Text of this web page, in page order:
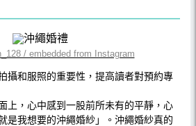
/ embedded from Instagram
攝和服照的重要性，提高讀者對預約專
上，心中感到一股前所未有的平靜，心
是我想要的沖繩婚紗」。沖繩婚紗真的